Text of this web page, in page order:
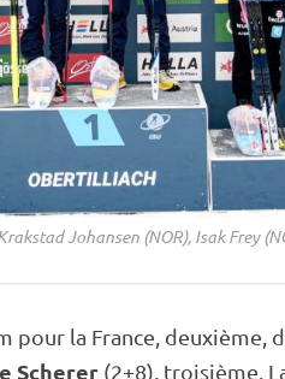
Johansen (NOR), Isak Frey
pour la France, deuxième,
Scherer (2+8), troisième.